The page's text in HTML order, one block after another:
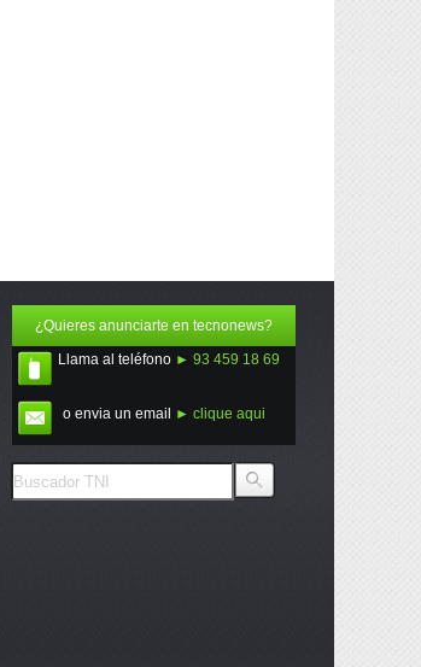
¿Quieres anunciarte en tecnonews?
Llama al teléfono ► 93 459 18 69
o envia un email ► clique aqui